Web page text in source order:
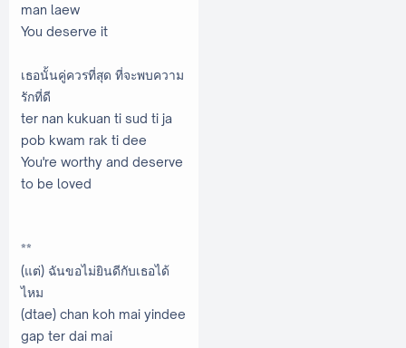
man laew
You deserve it
เธอนั้นคู่ควรที่สุด ที่จะพบความ
รักที่ดี
ter nan kukuan ti sud ti ja
pob kwam rak ti dee
You're worthy and deserve
to be loved
**
(แต่) ฉันขอไม่ยินดีกับเธอได้
ไหม
(dtae) chan koh mai yindee
gap ter dai mai